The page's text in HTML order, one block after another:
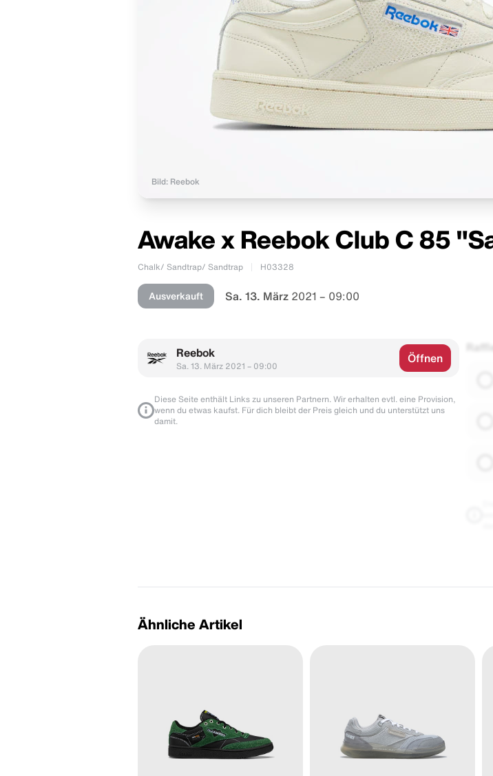
Bild: Reebok
Awake x Reebok Club C 85
Chalk/ Sandtrap/ Sandtrap H03328
Ausverkauft Sa. 13. März 2021 – 09:00
Reebok
Sa. 13. März 2021 – 09:00
Öffnen
Diese Seite enthält Links zu unseren Partnern. Wir erhalten evtl. eine Provision,
wenn du etwas kaufst. Für dich bleibt der Preis gleich und du unterstützt uns
damit.
Ähnliche Artikel